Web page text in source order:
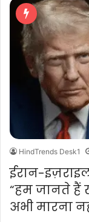
HindTrends Desk1
ईरान-
“हम जानते हैं
अभी मारना